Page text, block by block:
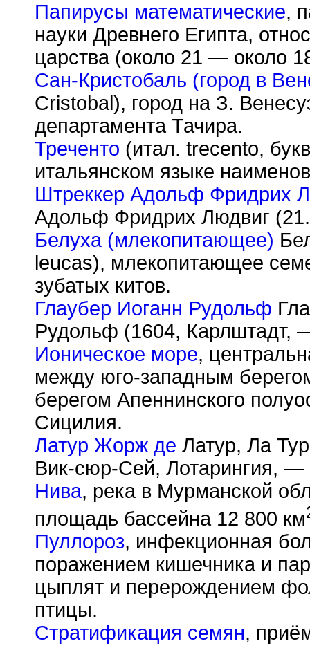
Папирусы математические,
науки Древнего Египта,
царства (около 21 — около
Сан-Кристобаль (город в
Cristobal), город на З.
департамента Тачира.
Треченто (итал. trecento,
итальянском языке
Штреккер Адольф Фридрих
Адольф Фридрих Людвиг (21.
Белуха (млекопитающее)
leucas), млекопитающее
зубатых китов.
Глаубер Иоганн Рудольф
Рудольф (1604, Карлштадт,
Ионическое море,
между юго-западным
берегом Апеннинского
Сицилия.
Латур Жорж де Латур, Ла
Вик-сюр-Сей, Лотарингия, —
Нива, река в Мурманской
площадь бассейна 12 800 км
Пуллороз, инфекционная
поражением кишечника и
цыплят и перерождением
птицы.
Стратификация семян,